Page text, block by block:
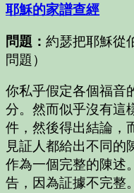
耶穌的家譜查經
問題： 約瑟把耶穌從
問題）
你私乎假定各個福音
分。然而似乎沒有這
件，然後得出結論，
見証人都給出不同的
作為一個完整的陳述
告，因為証據不完整